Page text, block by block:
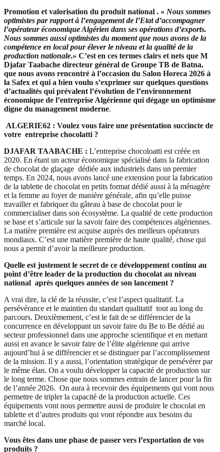
Promotion et valorisation du produit national . « Nous sommes
optimistes par rapport à l’engagement de l’Etat d’accompagner
l’opérateur économique Algérien dans ses opérations d’exports.
Nous sommes aussi optimistes du moment que nous avons de la
compétence en local pour élever le niveau et la qualité de la
production nationale.» C’est en ces termes clairs et nets que M
Djafar Taabache directeur général de Groupe TB de Batna,
que nous avons rencontré à l’occasion du Salon Horeca 2026 à
la Safex et qui a bien voulu s’exprimer sur quelques questions
d’actualités qui prévalent l’évolution de l’environnement
économique de l’entreprise Algérienne qui dégage un optimisme
digne du management moderne.
ALGERIE62 : Voulez vous faire une présentation succincte de
votre entreprise chocolatti ?
DJAFAR TAABACHE : L’entreprise chocoloatti est créée en
2020. En étant un acteur économique spécialisé dans la fabrication
de chocolat de glaçage dédiée aux industriels dans un premier
temps. En 2024, nous avons lancé une extension pour la fabrication
de la tablette de chocolat en petits format dédié aussi à la ménagère
et la femme au foyer de manière générale, afin qu’elle puisse
travailler et fabriquer du gâteau à base de chocolat pour le
commercialiser dans son écosystème. La qualité de cette production
se base et s’articule sur la savoir faire des compétences algériennes.
La matière première est acquise auprès des meilleurs opérateurs
mondiaux. C’est une matière première de haute qualité, chose qui
nous a permit d’avoir la meilleure production.
Quelle est justement le secret de ce développement continu au
point d’être leader de la production du chocolat au niveau
national après quelques années de son lancement ?
A vrai dire, la clé de la réussite, c’est l’aspect qualitatif. La
persévérance et le maintien du standart qualitatif tout au long du
parcours. Deuxièmement, c’est le fait de se différencier de la
concurrence en développant un savoir faire du Be to Be dédié au
secteur professionnel dans une approche scientifique et en mettant
aussi en avance le savoir faire de l’élite algérienne qui arrive
aujourd’hui à se différencier et se distinguer par l’accomplissement
de la mission. Il y a aussi, l’orientation stratégique de persévérer par
le même élan. On a voulu développer la capacité de production sur
le long terme. Chose que nous sommes entrain de lancer pour la fin
de l’année 2026. On aura à recevoir des équipements qui vont nous
permettre de tripler la capacité de la production actuelle. Ces
équipements vont nous permettre aussi de produire le chocolat en
tablette et d’autres produits qui vont répondre aux besoins du
marché local.
Vous êtes dans une phase de passer vers l’exportation de vos
produits ?